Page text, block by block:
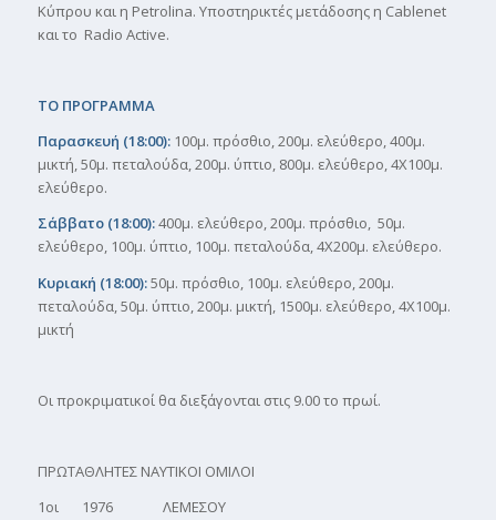
Κύπρου και η Petrolina. Υποστηρικτές μετάδοσης η Cablenet
και το Radio Active.
ΤΟ ΠΡΟΓΡΑΜΜΑ
Παρασκευή (18:00):100μ. πρόσθιο, 200μ. ελεύθερο, 400μ.
μικτή, 50μ. πεταλούδα, 200μ. ύπτιο, 800μ. ελεύθερο, 4Χ100μ.
ελεύθερο.
Σάββατο (18:00):400μ. ελεύθερο, 200μ. πρόσθιο, 50μ.
ελεύθερο, 100μ. ύπτιο, 100μ. πεταλούδα, 4Χ200μ. ελεύθερο.
Κυριακή (18:00):50μ. πρόσθιο, 100μ. ελεύθερο, 200μ.
πεταλούδα, 50μ. ύπτιο, 200μ. μικτή, 1500μ. ελεύθερο, 4Χ100μ.
μικτή
Οι προκριματικοί θα διεξάγονται στις 9.00 το πρωί.
ΠΡΩΤΑΘΛΗΤΕΣ ΝΑΥΤΙΚΟΙ ΟΜΙΛΟΙ
1οι 1976 ΛΕΜΕΣΟΥ